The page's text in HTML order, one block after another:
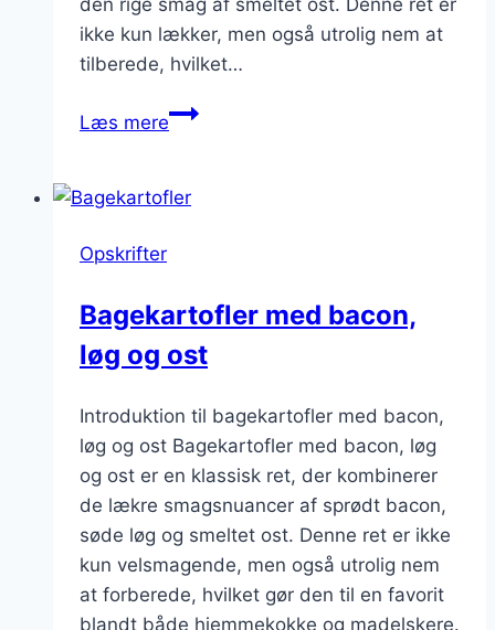
den rige smag af smeltet ost. Denne ret er
ikke kun lækker, men også utrolig nem at
tilberede, hvilket…
Læs mereBagt
med
Opskrifter
Bagekartofler med bacon,
løg og ost
Introduktion til bagekartofler med bacon,
løg og ost Bagekartofler med bacon, løg
og ost er en klassisk ret, der kombinerer
de lækre smagsnuancer af sprødt bacon,
søde løg og smeltet ost. Denne ret er ikke
kun velsmagende, men også utrolig nem
at forberede, hvilket gør den til en favorit
blandt både hjemmekokke og madelskere.